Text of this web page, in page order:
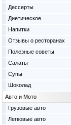
Дессерты
Диетическое
Напитки
Отзывы о ресторанах
Полезные советы
Салаты
Супы
Шоколад
Авто и Мото
Грузовые авто
Легковые авто